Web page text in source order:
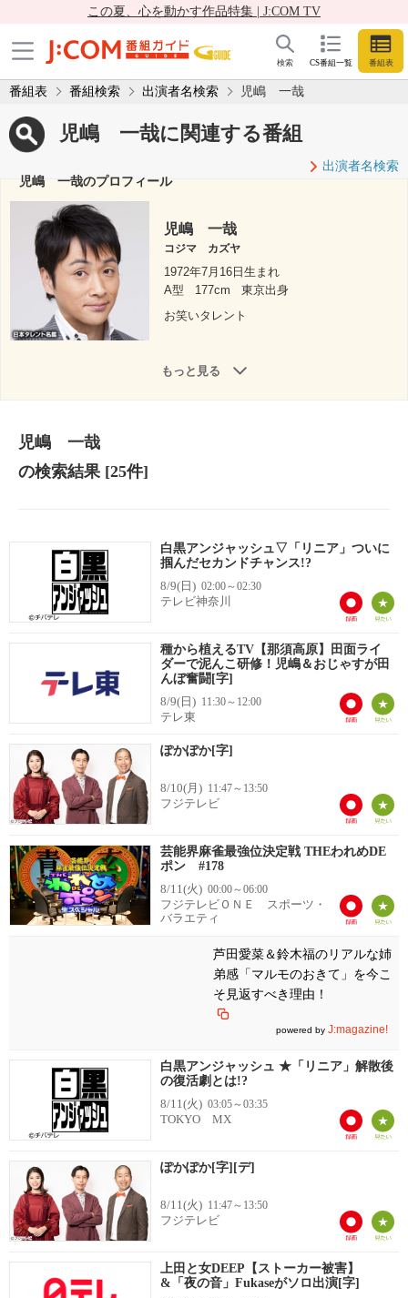
この夏、心を動かす作品特集 | J:COM TV
CS番組一覧 番組表
検索
番組表 番組検索 出演者名検索 児嶋 一哉
児嶋 一哉に関連する番組
出演者名検索
児嶋 一哉のプロフィール
児嶋 一哉
コジマ カズヤ
1972年7月16日生まれ
A型
177cm
東京出身
お笑いタレント
もっと見る
児嶋 一哉
の検索結果[25件]
白黒アンジャッシュ▽「リニア」ついに
掴んだセカンドチャンス!?
8/9(日) 02:00～02:30
テレビ神奈川
種から植えるTV【那須高原】田面ライ
ダーで泥んこ研修！児嶋＆おじゃすが田
んぼ奮闘[字]
8/9(日) 11:30～12:00
テレ東
ぽかぽか[字]
8/10(月) 11:47～13:50
フジテレビ
芸能界麻雀最強位決定戦 THEわれめDE
ポン #178
8/11(火) 00:00～06:00
フジテレビＯＮＥ スポーツ・
バラエティ
芦田愛菜＆鈴木福のリアルな姉
弟感「マルモのおきて」を今こ
そ見返すべき理由！
powered by J:magazine!
白黒アンジャッシュ ★「リニア」解散後
の復活劇とは!?
8/11(火) 03:05～03:35
TOKYO MX
ぽかぽか[字][デ]
8/11(火) 11:47～13:50
フジテレビ
上田と女DEEP【ストーカー被害】
&「夜の音」Fukaseがソロ出演[字]